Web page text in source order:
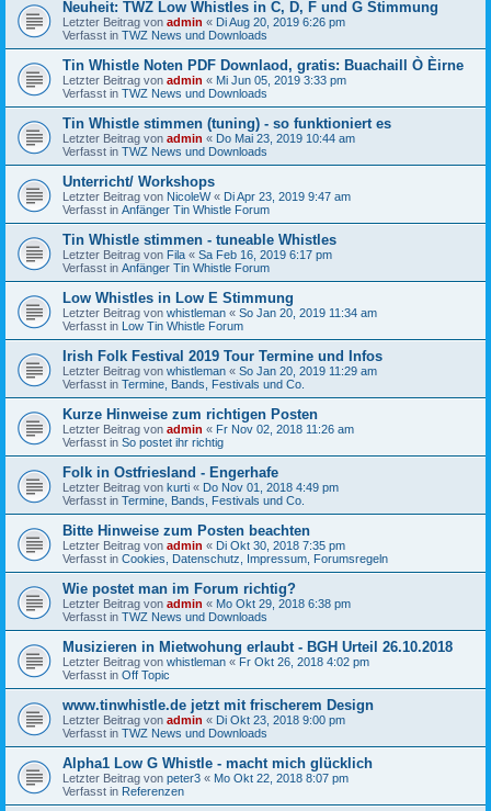
Neuheit: TWZ Low Whistles in C, D, F und G Stimmung
Letzter Beitrag von admin « Di Aug 20, 2019 6:26 pm
Verfasst in TWZ News und Downloads
Tin Whistle Noten PDF Downlaod, gratis: Buachaill Ò Èirne
Letzter Beitrag von admin « Mi Jun 05, 2019 3:33 pm
Verfasst in TWZ News und Downloads
Tin Whistle stimmen (tuning) - so funktioniert es
Letzter Beitrag von admin « Do Mai 23, 2019 10:44 am
Verfasst in TWZ News und Downloads
Unterricht/ Workshops
Letzter Beitrag von NicoleW« Di Apr 23, 2019 9:47 am
Verfasst in Anfänger Tin Whistle Forum
Tin Whistle stimmen - tuneable Whistles
Letzter Beitrag von Fila « Sa Feb 16, 2019 6:17 pm
Verfasst in Anfänger Tin Whistle Forum
Low Whistles in Low E Stimmung
Letzter Beitrag von whistleman « So Jan 20, 2019 11:34 am
Verfasst in Low Tin Whistle Forum
Irish Folk Festival 2019 Tour Termine und Infos
Letzter Beitrag von whistleman « So Jan 20, 2019 11:29 am
Verfasst in Termine, Bands, Festivals und Co.
Kurze Hinweise zum richtigen Posten
Letzter Beitrag von admin « Fr Nov 02, 2018 11:26 am
Verfasst in So postet ihr richtig
Folk in Ostfriesland - Engerhafe
Letzter Beitrag von kurti « Do Nov 01, 2018 4:49 pm
Verfasst in Termine, Bands, Festivals und Co.
Bitte Hinweise zum Posten beachten
Letzter Beitrag von admin « Di Okt 30, 2018 7:35 pm
Verfasst in Cookies, Datenschutz, Impressum, Forumsregeln
Wie postet man im Forum richtig?
Letzter Beitrag von admin « Mo Okt 29, 2018 6:38 pm
Verfasst in TWZ News und Downloads
Musizieren in Mietwohung erlaubt - BGH Urteil 26.10.2018
Letzter Beitrag von whistleman « Fr Okt 26, 2018 4:02 pm
Verfasst in Off Topic
www.tinwhistle.de jetzt mit frischerem Design
Letzter Beitrag von admin « Di Okt 23, 2018 9:00 pm
Verfasst in TWZ News und Downloads
Alpha1 Low G Whistle - macht mich glücklich
Letzter Beitrag von peter3 « Mo Okt 22, 2018 8:07 pm
Verfasst in Referenzen